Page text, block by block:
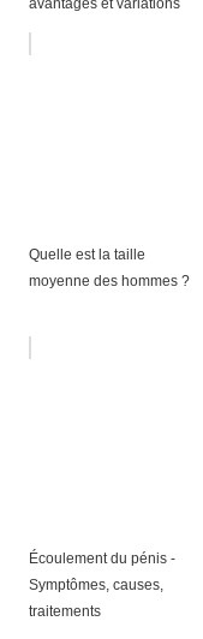
avantages et variations
Quelle est la taille
moyenne des hommes ?
Écoulement du pénis -
Symptômes, causes,
traitements